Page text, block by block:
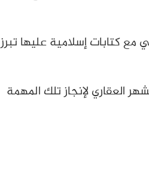
كتابات إسلامية عليها تبرز
العقاري لإنجاز تلك المهمة